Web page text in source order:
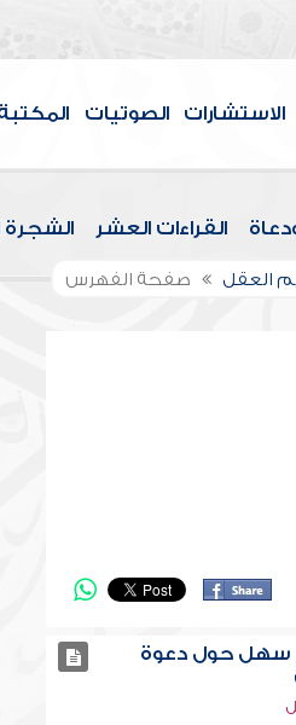
الاستشارات الصوتيات
القراءات العشر الشجرة
العقل صفحة الفهرس
سهل حول دعوة